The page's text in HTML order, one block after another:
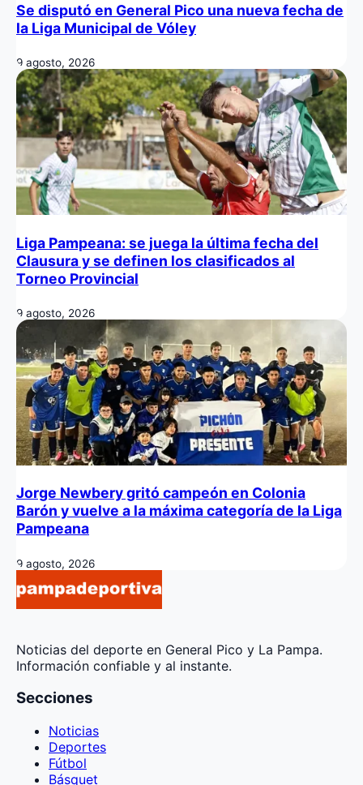
Se disputó en General Pico una nueva fecha de
la Liga Municipal de Vóley
9 agosto, 2026
Liga Pampeana: se juega la última fecha del
Clausura y se definen los clasificados al
Torneo Provincial
9 agosto, 2026
Jorge Newbery gritó campeón en Colonia
Barón y vuelve a la máxima categoría de la Liga
Pampeana
9 agosto, 2026
Noticias del deporte en General Pico y La Pampa.
Información confiable y al instante.
Secciones
Noticias
Deportes
Fútbol
Básquet